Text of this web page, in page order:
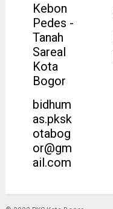
Kebon
Pedes -
Tanah
Sareal
Kota
Bogor
bidhum
as.pksk
otabog
or@gm
ail.com